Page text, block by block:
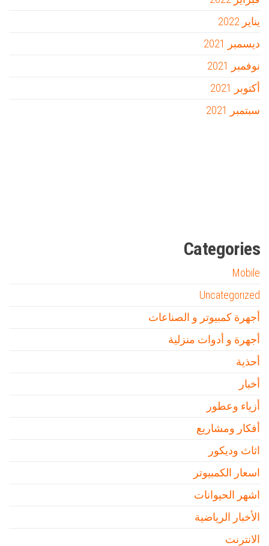
يناير 2022
ديسمبر 2021
نوفمبر 2021
أكتوبر 2021
سبتمبر 2021
Categories
Mobile
Uncategorized
أجهرة كمبيوتر و الصناعات
أجهرة و أدوات منزلية
أحذية
أخبار
أزياء وعطور
أفكار ومشاريع
اثاث وديكور
اسعار الكمبيوتر
اشهر الحيوانات
الأخبار الرياضية
الانترنت